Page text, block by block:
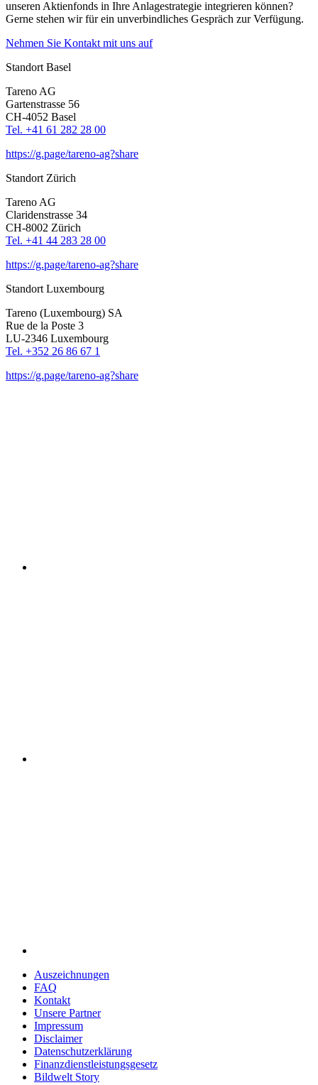
unseren Aktien­fonds in Ihre Anlage­stra­tegie integrieren können?
Gerne stehen wir für ein unver­bind­li­ches Gespräch zur Verfü­gung.
Nehmen Sie Kontakt mit uns auf
Standort Basel
Tareno AG
Garten­strasse 56
CH-4052 Basel
Tel. +41 61 282 28 00
https://g.page/tareno-ag?share
Standort Zürich
Tareno AG
Clari­den­strasse 34
CH-8002 Zürich
Tel. +41 44 283 28 00
https://g.page/tareno-ag?share
Standort Luxem­bourg
Tareno (Luxem­bourg) SA
Rue de la Poste 3
LU-2346 Luxem­bourg
Tel. +352 26 86 67 1
https://g.page/tareno-ag?share
Auszeich­nungen
FAQ
Kontakt
Unsere Partner
Impressum
Disclaimer
Daten­schutz­er­klä­rung
Finanz­dienst­lei­stungs­ge­setz
Bildwelt Story